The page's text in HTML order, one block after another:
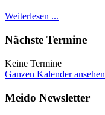
Weiterlesen ...
Nächste Termine
Keine Termine
Ganzen Kalender ansehen
Meido Newsletter